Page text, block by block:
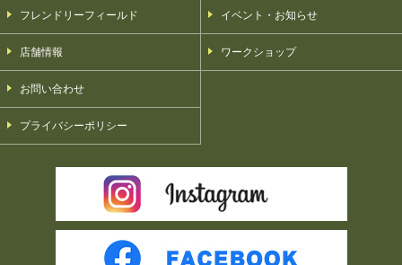
フレンドリーフィールド
店舗情報
お問い合わせ
プライバシーポリシー
イベント・お知らせ
ワークショップ